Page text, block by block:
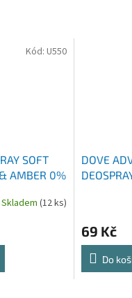
SOFT
AMBER 0%
Skladem (12 ks)
Kód: U550
DOVE
69 Kč
Do